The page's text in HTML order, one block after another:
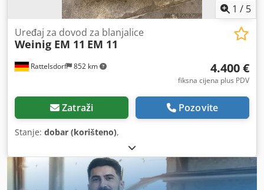
1 / 5
Rattelsdorf 852 km
Uređaj za dovod za blanjalice
Weinig EM 11 EM 11
4.400 €
fiksna cijena plus PDV
Zatraži Pozovite
Stanje: dobar (korišteno),